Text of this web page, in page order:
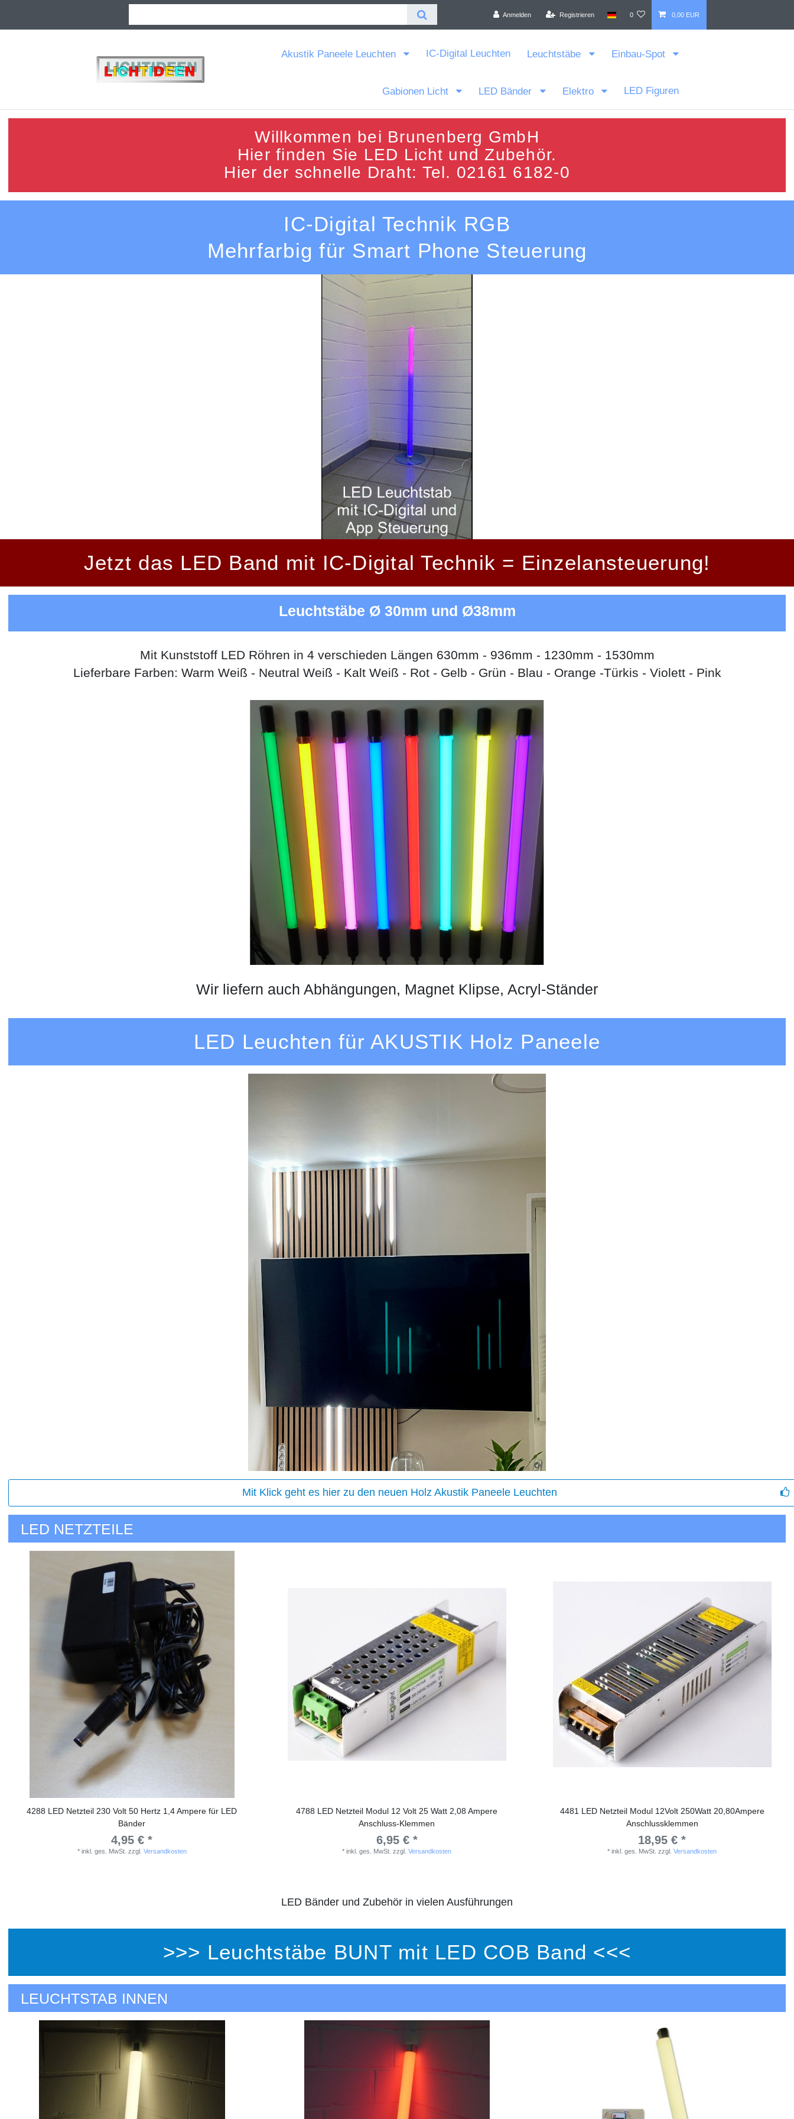
Anmelden Registrieren 0 0,00 EUR
Akustik Paneele Leuchten IC-Digital Leuchten Leuchtstäbe Einbau-Spot
Gabionen Licht LED Bänder Elektro LED Figuren
Willkommen bei Brunenberg GmbH
Hier finden Sie LED Licht und Zubehör.
Hier der schnelle Draht: Tel. 02161 6182-0
IC-Digital Technik RGB
Mehrfarbig für Smart Phone Steuerung
Jetzt das LED Band mit IC-Digital Technik = Einzelansteuerung!
Leuchtstäbe Ø 30mm und Ø38mm
Mit Kunststoff LED Röhren in 4 verschieden Längen 630mm - 936mm - 1230mm - 1530mm
Lieferbare Farben: Warm Weiß - Neutral Weiß - Kalt Weiß - Rot - Gelb - Grün - Blau - Orange -Türkis - Violett - Pink
Wir liefern auch Abhängungen, Magnet Klipse, Acryl-Ständer
LED Leuchten für AKUSTIK Holz Paneele
Mit Klick geht es hier zu den neuen Holz Akustik Paneele Leuchten
LED NETZTEILE
4288 LED Netzteil 230 Volt 50 Hertz 1,4 Ampere für LED
Bänder
4,95 € *
* inkl. ges. MwSt. zzgl. Versandkosten
4788 LED Netzteil Modul 12 Volt 25 Watt 2,08 Ampere
Anschluss-Klemmen
6,95 € *
*inkl. ges. MwSt. zzgl.Versandkosten
4481 LED Netzteil Modul 12Volt 250Watt 20,80Ampere
Anschlussklemmen
18,95 € *
*inkl. ges. MwSt. zzgl.Versandkosten
LED Bänder und Zubehör in vielen Ausführungen
>>> Leuchtstäbe BUNT mit LED COB Band <<<
LEUCHTSTAB INNEN